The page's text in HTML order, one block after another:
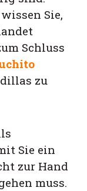
Sie,
Schluss
zu
Sie ein
zur Hand
muss.